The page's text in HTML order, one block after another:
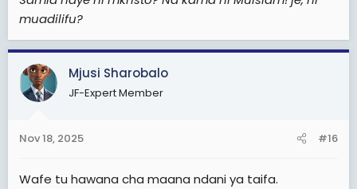
muadilifu?
Mjusi Sharobalo
JF-Expert Member
Nov 18, 2025 #16
Wafe tu hawana cha maana ndani ya taifa.